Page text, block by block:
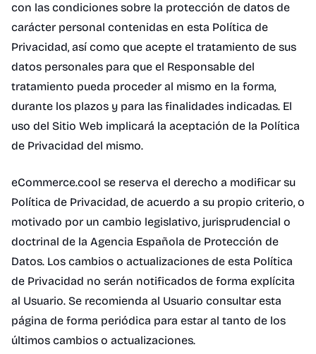
con las condiciones sobre la protección de datos de
carácter personal contenidas en esta Política de
Privacidad, así como que acepte el tratamiento de sus
datos personales para que el Responsable del
tratamiento pueda proceder al mismo en la forma,
durante los plazos y para las finalidades indicadas. El
uso del Sitio Web implicará la aceptación de la Política
de Privacidad del mismo.
eCommerce.cool se reserva el derecho a modificar su
Política de Privacidad, de acuerdo a su propio criterio, o
motivado por un cambio legislativo, jurisprudencial o
doctrinal de la Agencia Española de Protección de
Datos. Los cambios o actualizaciones de esta Política
de Privacidad no serán notificados de forma explícita
al Usuario. Se recomienda al Usuario consultar esta
página de forma periódica para estar al tanto de los
últimos cambios o actualizaciones.